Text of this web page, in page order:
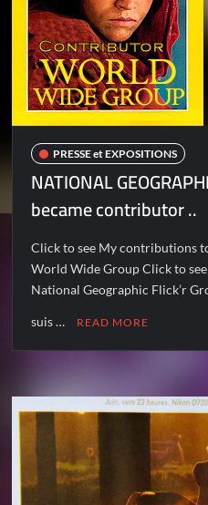
PRESSE et EXPOSITIONS
NATIONAL
became contributor ..
Click to see My contributions
World Wide Group Click to
National Geographic Flick’r
suis … READ MORE